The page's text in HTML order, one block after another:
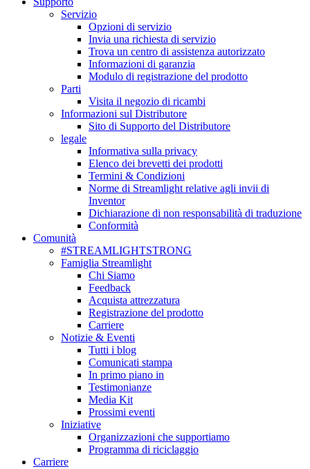
Servizio
Opzioni di servizio
Invia una richiesta di servizio
Trova un centro di assistenza autorizzato
Informazioni di garanzia
Modulo di registrazione del prodotto
Parti
Visita il negozio di ricambi
Informazioni sul Distributore
Sito di Supporto del Distributore
legale
Informativa sulla privacy
Elenco dei brevetti dei prodotti
Termini & Condizioni
Norme di Streamlight relative agli invii di
Inventor
Dichiarazione di non responsabilità di traduzione
Conformità
Comunità
#STREAMLIGHTSTRONG
Famiglia Streamlight
Chi Siamo
Feedback
Acquista attrezzatura
Registrazione del prodotto
Carriere
Notizie & Eventi
Tutti i blog
Comunicati stampa
In primo piano in
Testimonianze
Media Kit
Prossimi eventi
Iniziative
Organizzazioni che supportiamo
Programma di riciclaggio
Carriere